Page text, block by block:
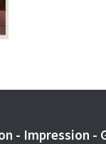
- Impression -